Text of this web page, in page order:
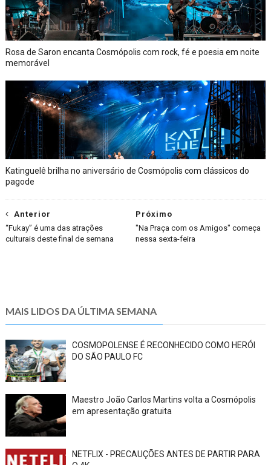
Rosa de Saron encanta Cosmópolis com rock, fé e poesia em noite
memorável
Katinguelê brilha no aniversário de Cosmópolis com clássicos do
pagode
Próximo
"Na Praça com os Amigos" começa
nessa sexta-feira
Anterior
“Fukay” é uma das atrações
culturais deste final de semana
MAIS LIDOS DA ÚLTIMA SEMANA
COSMOPOLENSE É RECONHECIDO COMO HERÓI
DO SÃO PAULO FC
Maestro João Carlos Martins volta a Cosmópolis
em apresentação gratuita
NETFLIX - PRECAUÇÕES ANTES DE PARTIR PARA